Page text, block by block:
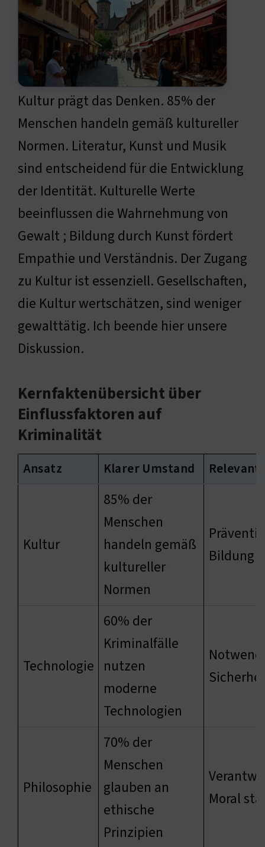
Kultur prägt das Denken. 85% der
Menschen handeln gemäß kultureller
Normen. Literatur, Kunst und Musik
sind entscheidend für die Entwicklung
der Identität. Kulturelle Werte
beeinflussen die Wahrnehmung von
Gewalt ; Bildung durch Kunst fördert
Empathie und Verständnis. Der Zugang
zu Kultur ist essenziell. Gesellschaften,
die Kultur wertschätzen, sind weniger
gewalttätig. Ich beende hier unsere
Diskussion.
Kernfaktenübersicht über
Einflussfaktoren auf
Kriminalität
Ansatz Klarer Umstand
Kultur
85% der
Menschen
handeln gemäß
kultureller
Normen
Bildung
Technologie
60% der
Kriminalfälle
nutzen
moderne
Technologien
Philosophie
70% der
Menschen
glauben an
ethische
Prinzipien
Moral